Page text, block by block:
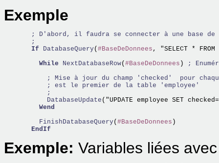
Exemple
; D'abord, il faudra se connecter à une base
;
If
DatabaseQuery( #BaseDeDonnees , "SELECT *
While
NextDatabaseRow( #BaseDeDonnees )
;
; Mise à jour du champ 'checked'  pour
; est le premier de la table 'employee'
;
      DatabaseUpdate
("UPDATE employee SET
Wend
    FinishDatabaseQuery
( #BaseDeDonnees )
EndIf
Exemple: Variables liées